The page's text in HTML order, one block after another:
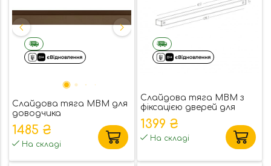
Слайдова тяга MBM для
доводчика
1485 ₴
На складі
Слайдова тяга MBM з
фіксацією дверей для
доводчика
1399 ₴
На складі